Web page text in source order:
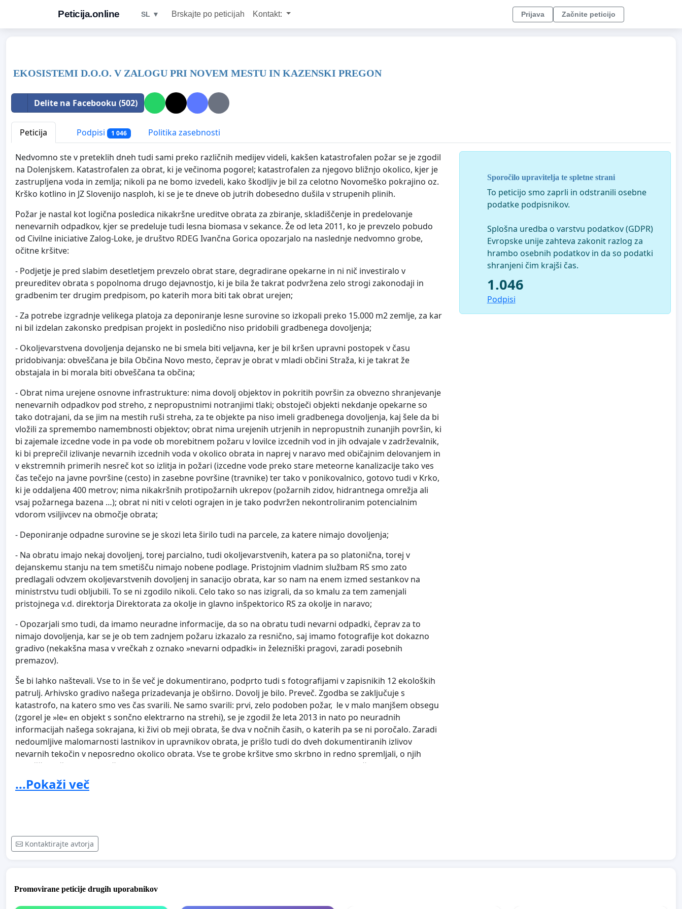
Peticija.online SL ▼ Brskajte po peticijah Kontakt: Prijava Začnite peticijo
EKOSISTEMI D.O.O. V ZALOGU PRI NOVEM MESTU IN KAZENSKI PREGON
Delite na Facebooku (502)
Peticija Podpisi 1 046 Politika zasebnosti
Nedvomno ste v preteklih dneh tudi sami preko različnih medijev videli, kakšen katastrofalen požar se je zgodil
na Dolenjskem. Katastrofalen za obrat, ki je večinoma pogorel; katastrofalen za njegovo bližnjo okolico, kjer je
zastrupljena voda in zemlja; nikoli pa ne bomo izvedeli, kako škodljiv je bil za celotno Novomeško pokrajino oz.
Krško kotlino in JZ Slovenijo nasploh, ki se je te dneve ob jutrih dobesedno dušila v strupenih plinih.
Požar je nastal kot logična posledica nikakršne ureditve obrata za zbiranje, skladiščenje in predelovanje
nenevarnih odpadkov, kjer se predeluje tudi lesna biomasa v sekance. Že od leta 2011, ko je prevzelo pobudo
od Civilne iniciative Zalog-Loke, je društvo RDEG Ivančna Gorica opozarjalo na naslednje nedvomno grobe,
očitne kršitve:
- Podjetje je pred slabim desetletjem prevzelo obrat stare, degradirane opekarne in ni nič investiralo v
preureditev obrata s popolnoma drugo dejavnostjo, ki je bila že takrat podvržena zelo strogi zakonodaji in
gradbenim ter drugim predpisom, po katerih mora biti tak obrat urejen;
- Za potrebe izgradnje velikega platoja za deponiranje lesne surovine so izkopali preko 15.000 m2 zemlje, za kar
ni bil izdelan zakonsko predpisan projekt in posledično niso pridobili gradbenega dovoljenja;
- Okoljevarstvena dovoljenja dejansko ne bi smela biti veljavna, ker je bil kršen upravni postopek v času
pridobivanja: obveščana je bila Občina Novo mesto, čeprav je obrat v mladi občini Straža, ki je takrat že
obstajala in bi morala biti obveščana ta občina;
- Obrat nima urejene osnovne infrastrukture: nima dovolj objektov in pokritih površin za obvezno shranjevanje
nenevarnih odpadkov pod streho, z nepropustnimi notranjimi tlaki; obstoječi objekti nekdanje opekarne so
tako dotrajani, da se jim na mestih ruši streha, za te objekte pa niso imeli gradbenega dovoljenja, kaj šele da bi
vložili za spremembo namembnosti objektov; obrat nima urejenih utrjenih in nepropustnih zunanjih površin, ki
bi zajemale izcedne vode in pa vode ob morebitnem požaru v lovilce izcednih vod in jih odvajale v zadrževalnik,
ki bi preprečil izlivanje nevarnih izcednih voda v okolico obrata in naprej v naravo med običajnim delovanjem in
v ekstremnih primerih nesreč kot so izlitja in požari (izcedne vode preko stare meteorne kanalizacije tako ves
čas tečejo na javne površine (cesto) in zasebne površine (travnike) ter tako v ponikovalnico, gotovo tudi v Krko,
ki je oddaljena 400 metrov; nima nikakršnih protipožarnih ukrepov (požarnih zidov, hidrantnega omrežja ali
vsaj požarnega bazena …); obrat ni niti v celoti ograjen in je tako podvržen nekontroliranim potencialnim
vdorom vsiljivcev na območje obrata;
- Deponiranje odpadne surovine se je skozi leta širilo tudi na parcele, za katere nimajo dovoljenja;
- Na obratu imajo nekaj dovoljenj, torej parcialno, tudi okoljevarstvenih, katera pa so platonična, torej v
dejanskemu stanju na tem smetišču nimajo nobene podlage. Pristojnim vladnim službam RS smo zato
predlagali odvzem okoljevarstvenih dovoljenj in sanacijo obrata, kar so nam na enem izmed sestankov na
ministrstvu tudi obljubili. To se ni zgodilo nikoli. Celo tako so nas izigrali, da so kmalu za tem zamenjali
pristojnega v.d. direktorja Direktorata za okolje in glavno inšpektorico RS za okolje in naravo;
- Opozarjali smo tudi, da imamo neuradne informacije, da so na obratu tudi nevarni odpadki, čeprav za to
nimajo dovoljenja, kar se je ob tem zadnjem požaru izkazalo za resnično, saj imamo fotografije kot dokazno
gradivo (nekakšna masa v vrečkah z oznako »nevarni odpadki« in železniški pragovi, zaradi posebnih
premazov).
Še bi lahko naštevali. Vse to in še več je dokumentirano, podprto tudi s fotografijami v zapisnikih 12 ekoloških
patrulj. Arhivsko gradivo našega prizadevanja je obširno. Dovolj je bilo. Preveč. Zgodba se zaključuje s
katastrofo, na katero smo ves čas svarili. Ne samo svarili: prvi, zelo podoben požar, le v malo manjšem obsegu
(zgorel je »le« en objekt s sončno elektrarno na strehi), se je zgodil že leta 2013 in nato po neuradnih
informacijah našega sokrajana, ki živi ob meji obrata, še dva v nočnih časih, o katerih pa se ni poročalo. Zaradi
nedoumljive malomarnosti lastnikov in upravnikov obrata, je prišlo tudi do dveh dokumentiranih izlivov
nevarnih tekočin v neposredno okolico obrata. Vse te grobe kršitve smo skrbno in redno spremljali, o njih
obveščali inšpekcije (različnih pristojnosti), pristojna ministrstva, do kabineta Vlade RS. Nihče od pristojnih ni
opravil svojega dela! V tožbi, ki se pripravlja, bomo na osebno odgovornost poklicali vse odgovorne in nihče ne
bo ušel roki pravice. Vztrajali bomo do zadnje instance na Evropskem sodišču in uspeli, tako kot v primeru
nedelovanjem državljanom Republike Slovenije povzročile obsežno okoljsko škodo in jim tako dokončno
odvzele ustavno pravico do čistega okolja in zdravega življenja.
sanacijo bivše opekarne ter izgradnjo sodobnega centra za predelovanje nenevarnih odpadkov, ki bo že na prvi
pogled ugleden, urejen po strogih smernicah, opremljen z najnovejšo in najčistejšo tehnologijo (kot to
...Pokaži več
Kontaktirajte avtorja
Sporočilo upravitelja te spletne strani
To peticijo smo zaprli in odstranili osebne
podatke podpisnikov.
Splošna uredba o varstvu podatkov (GDPR)
Evropske unije zahteva zakonit razlog za
hrambo osebnih podatkov in da so podatki
shranjeni čim krajši čas.
1.046
Podpisi
Promovirane peticije drugih uporabnikov